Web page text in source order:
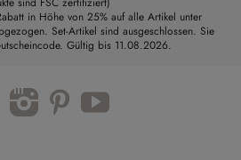
in Höhe von 25% auf alle Artikel unter
Set-Artikel sind ausgeschlossen. Sie
Gültig bis 11.08.2026.